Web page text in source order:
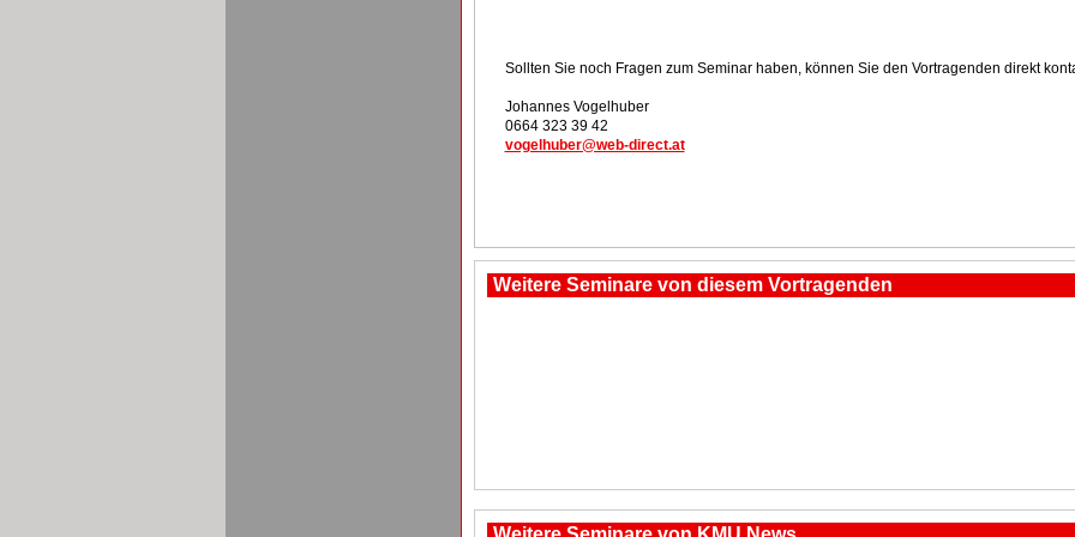
Sollten Sie noch Fragen zum Seminar haben, können Sie den Vortragenden direkt
Johannes Vogelhuber
0664 323 39 42
vogelhuber@web-direct.at
Weitere Seminare von diesem Vortragenden